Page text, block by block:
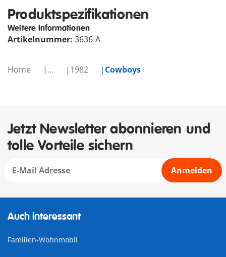
Home ... 1982 Cowboys
Produktspezifikationen
Weitere Informationen
Artikelnummer: 3636-A
Jetzt Newsletter abonnieren und
tolle Vorteile sichern
Anmelden
Auch interessant
Familien-Wohnmobil